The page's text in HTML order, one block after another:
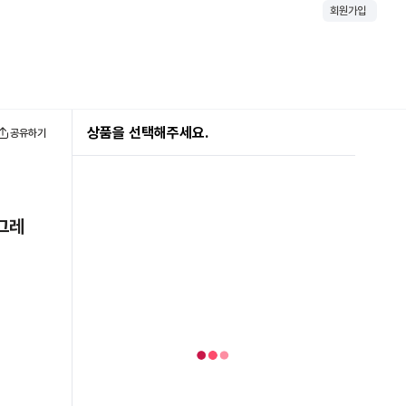
회원가입
공유하기
레
상품을 선택해주세요.